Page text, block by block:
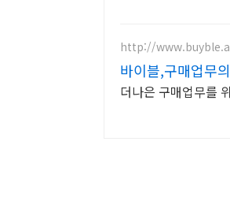
http://
바이블,구매업무
더나은 구매업무를